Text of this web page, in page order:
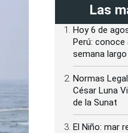
Las
Hoy 6 de
Perú: conoce
semana largo
Normas
César Luna
de la Sunat
El Niño: mar